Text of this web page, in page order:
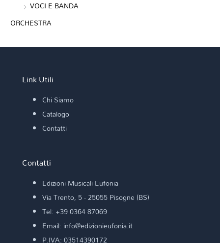
VOCI E BANDA
ORCHESTRA
Link Utili
Chi Siamo
Catalogo
Contatti
Contatti
Edizioni Musicali Eufonia
Via Trento, 5 - 25055 Pisogne (BS)
Tel: +39 0364 87069
Email: info@edizionieufonia.it
P.IVA: 03514390172